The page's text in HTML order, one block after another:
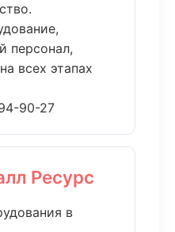
персонал,
всех этапах
90-27
Ресурс
в